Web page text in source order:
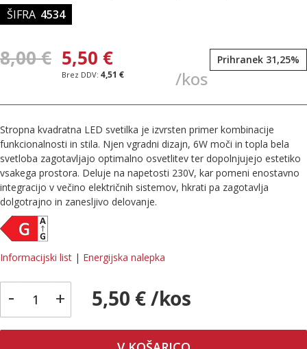
ŠIFRA 4534
8,00 € 5,50 €
4,51 €
Prihranek 31,25%
/kos
Stropna kvadratna LED svetilka je izvrsten primer kombinacije
funkcionalnosti in stila. Njen vgradni dizajn, 6W moči in topla bela
svetloba zagotavljajo optimalno osvetlitev ter dopolnjujejo estetiko
vsakega prostora. Deluje na napetosti 230V, kar pomeni enostavno
integracijo v večino električnih sistemov, hkrati pa zagotavlja
dolgotrajno in zanesljivo delovanje.
Informacijski list | Energijska nalepka
- + 5,50 € /kos